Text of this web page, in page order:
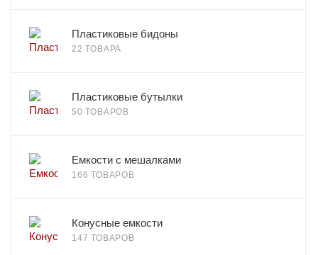
Пластиковые бидоны
22 ТОВАРА
Пластиковые бутылки
50 ТОВАРОВ
Емкости с мешалками
166 ТОВАРОВ
Конусные емкости
147 ТОВАРОВ